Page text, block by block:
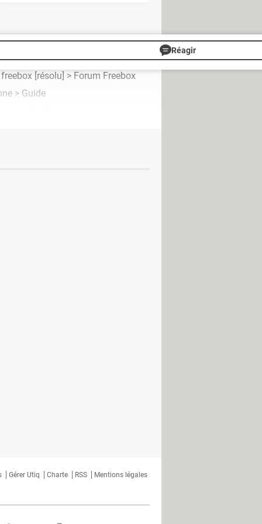
Réagir
[résolu] > Forum Freebox
> Guide
les codes bancaires
de 50 000 clients dérobées
authentification Microsoft
sensibles dérobées et
millions d'utilisateurs touchés
des mots de passe compromis
sur le Google Play Store
par le vol de données ?
de sécurité corrigée
double authentification
pour les clients ?
Gérer Utiq Charte RSS
Mentions légales